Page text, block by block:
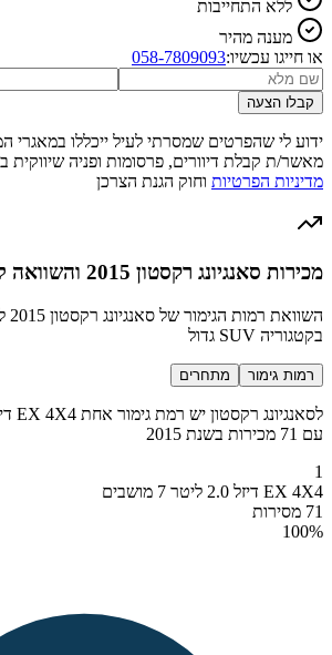
ללא התחייבות
מענה מהיר
או חייגו עכשיו:058-7809093
קבלו הצעה
ידוע לי שהפרטים שמסרתי לעיל ייכללו במאגרי
מאשר/ת קבלת דיוורים, פרסומות ופניה
מדיניות הפרטיות וחוק הגנת הצרכן
מכירות סאנגיונג רקסטון 2015 והשוואה למתחרים
בקטגוריה SUV גדול
רמות גימור מתחרים
עם 71 מכירות בשנת 2015
1
EX 4X4 דיזל 2.0 ליטר 7 מושבים
71 מסירות
100%